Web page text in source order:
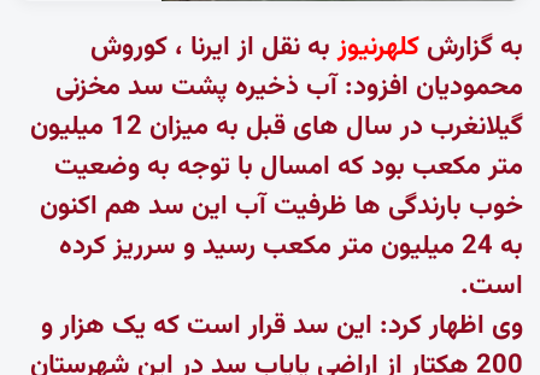
به گزارش کلهرنیوزبه نقل از ایرنا ، کوروش
محمودیان افزود: آب ذخیره پشت سد مخزنی
گیلانغرب در سال های قبل به میزان 12 میلیون
متر مکعب بود که امسال با توجه به وضعیت
خوب بارندگی ها ظرفیت آب این سد هم اکنون
به 24 میلیون متر مکعب رسید و سرریز کرده
است.
وی اظهار کرد: این سد قرار است که یک هزار و
200 هکتار از اراضی پایاب سد در این شهرستان